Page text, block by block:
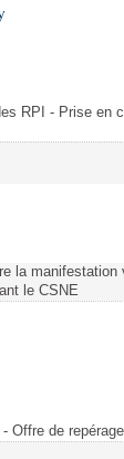
RPI - Prise en
la manifestation
le CSNE
Offre de